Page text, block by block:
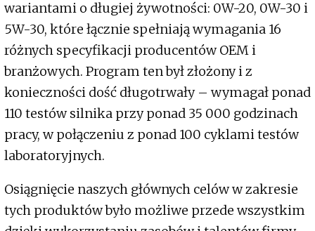
wariantami o długiej żywotności: 0W-20, 0W-30 i
5W-30, które łącznie spełniają wymagania 16
różnych specyfikacji producentów OEM i
branżowych. Program ten był złożony i z
konieczności dość długotrwały – wymagał ponad
110 testów silnika przy ponad 35 000 godzinach
pracy, w połączeniu z ponad 100 cyklami testów
laboratoryjnych.
Osiągnięcie naszych głównych celów w zakresie
tych produktów było możliwe przede wszystkim